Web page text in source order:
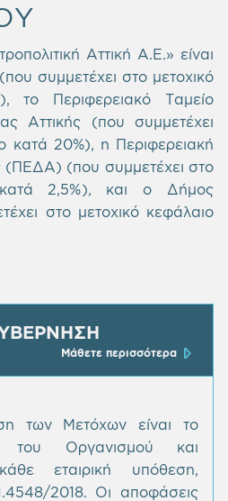
Αττική Α.Ε.» είναι
συμμετέχει στο μετοχικό
το Περιφερειακό Ταμείο
Αττικής (που συμμετέχει
κατά 20%), η Περιφερειακή
(που συμμετέχει στο
2,5%), και ο Δήμος
στο μετοχικό κεφάλαιο
Μάθετε περισσότερα
των Μετόχων είναι το
του Οργανισμού και
εταιρική υπόθεση,
2018. Οι αποφάσεις